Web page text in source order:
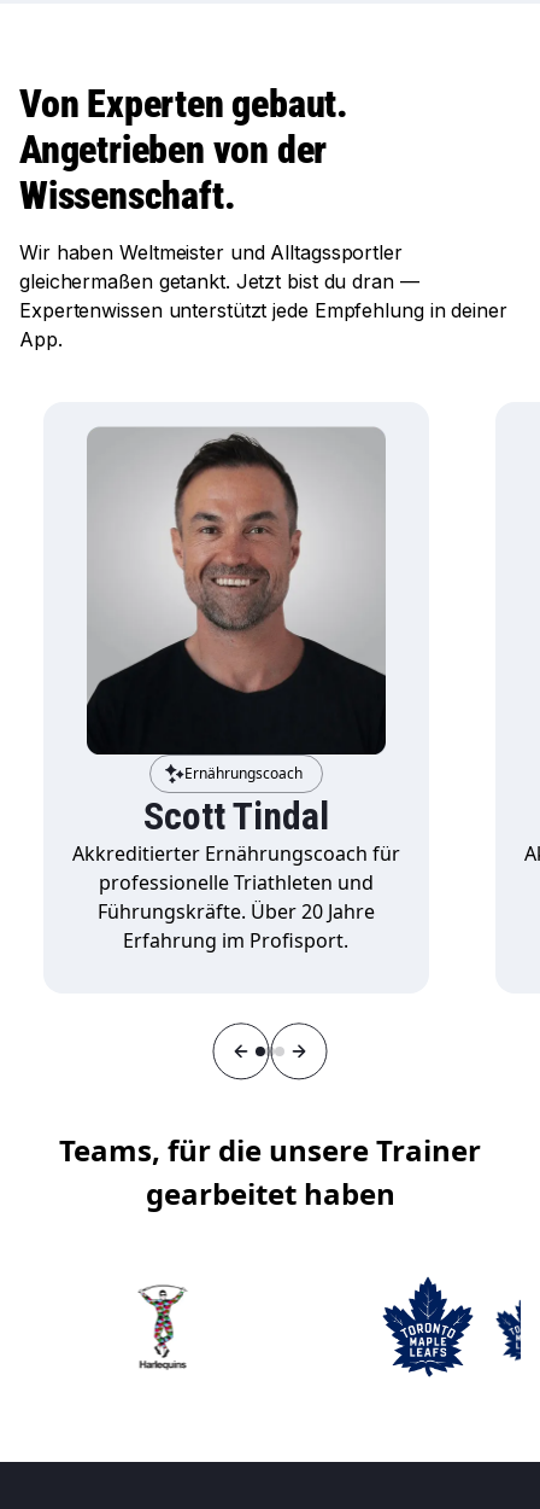
Von Experten gebaut.
Angetrieben von der
Wissenschaft.
Wir haben Weltmeister und Alltagssportler
gleichermaßen getankt. Jetzt bist du dran —
Expertenwissen unterstützt jede Empfehlung in deiner
App.
Ernährungscoach
Scott Tindal
Akkreditierter Ernährungscoach für
professionelle Triathleten und
Führungskräfte. Über 20 Jahre
Erfahrung im Profisport.
Teams, für die unsere Trainer
gearbeitet haben